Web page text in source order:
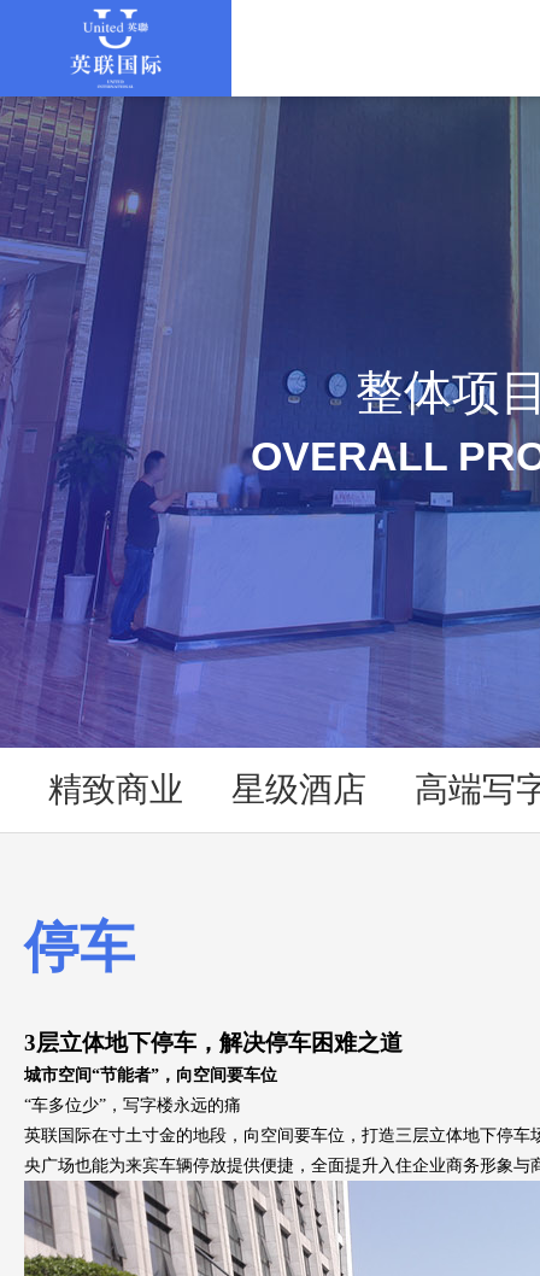
整体项
OVERALL
精致商业 星级酒店 高端写
停车
3层立体地下停车， 解决停车困难之道
城市空间“节能者” ，向空间要车位
“车多位少”，写字楼永远的痛
英联国际在寸土寸金的地段，向空间要车位，打造三层立体地下停车
央广场也能为来宾车辆停放提供便捷， 全面提升入住企业商务形象与